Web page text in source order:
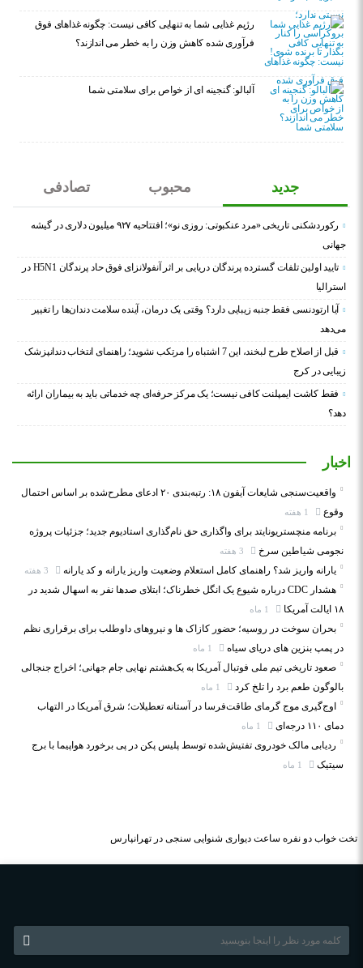
رژیم غذایی شما به تنهایی کافی نیست: چگونه غذاهای فوق
فرآوری شده کاهش وزن را به خطر می اندازند؟
آلبالو: گنجینه ای از خواص برای سلامتی شما
جدید محبوب تصادفی
رکوردشکنی تاریخی «مرد عنکبوتی: روزی نو»؛ افتتاحیه ۹۲۷ میلیون دلاری در گیشه
جهانی
تایید اولین تلفات گسترده پرندگان دریایی بر اثر آنفولانزای فوق حاد پرندگان H5N1 در
استرالیا
آیا ارتودنسی فقط جنبه زیبایی دارد؟ وقتی یک درمان، آینده سلامت دندان‌ها را تغییر
می‌دهد
قبل از اصلاح طرح لبخند، این 7 اشتباه را مرتکب نشوید؛ راهنمای انتخاب دندانپزشک
زیبایی در کرج
فقط کاشت ایمپلنت کافی نیست؛ یک مرکز حرفه‌ای چه خدماتی باید به بیماران ارائه
دهد؟
اخبار
واقعیت‌سنجی شایعات آیفون ۱۸: رتبه‌بندی ۲۰ ادعای مطرح‌شده بر اساس احتمال
وقوع
برنامه منچستریونایتد برای واگذاری حق نام‌گذاری استادیوم جدید؛ جزئیات پروژه
نجومی شیاطین سرخ
یارانه واریز شد؟ راهنمای کامل استعلام وضعیت واریز یارانه و کد یارانه
هشدار CDC درباره شیوع یک انگل خطرناک؛ ابتلای صدها نفر به اسهال شدید در
۱۸ ایالت آمریکا
بحران سوخت در روسیه؛ حضور کازاک‌ ها و نیروهای داوطلب برای برقراری نظم
در پمپ بنزین‌ های دریای سیاه
صعود تاریخی تیم ملی فوتبال آمریکا به یک‌هشتم نهایی جام جهانی؛ اخراج جنجالی
بالوگون طعم برد را تلخ کرد
اوج‌گیری موج گرمای طاقت‌فرسا در آستانه تعطیلات؛ شرق آمریکا در التهاب
دمای ۱۱۰ درجه‌ای
ردیابی مالک خودروی تفتیش‌شده توسط پلیس پکن در پی برخورد هواپیما با برج
سیتیک
تخت خواب دو نفره ساعت دیواری شنوایی سنجی در تهرانپارس